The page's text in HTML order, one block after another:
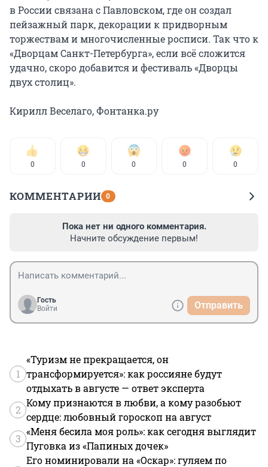
в России связана с Павловском, где он создал
пейзажный парк, декорации к придворным
торжествам и многочисленные росписи. Так что к
«Дворцам Санкт-Петербурга», если всё сложится
удачно, скоро добавится и фестиваль «Дворцы
двух столиц».
Кирилл Веселаго, Фонтанка.ру
0 0 0 0 0
КОММЕНТАРИИ 0
Пока нет ни одного комментария.
Начните обсуждение первым!
Гость
Войти
Отправить
1
«Туризм не прекращается, он
трансформируется»: как россияне будут
отдыхать в августе — ответ эксперта
2
Кому признаются в любви, а кому разобьют
сердце: любовный гороскоп на август
3
«Меня бесила моя роль»: как сегодня выглядит
Пуговка из «Папиных дочек»
Его номинировали на «Оскар»: гуляем по